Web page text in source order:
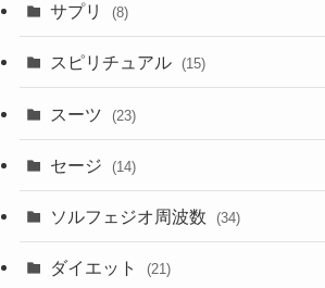
サプリ (8)
スピリチュアル (15)
スーツ (23)
セージ (14)
ソルフェジオ周波数 (34)
ダイエット (21)